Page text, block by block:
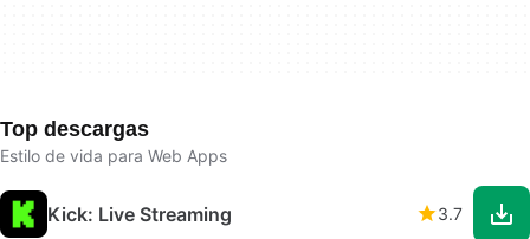
Top descargas
Estilo de vida para Web Apps
Kick: Live Streaming 3.7